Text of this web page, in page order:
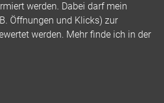
werden. Dabei darf mein
Öffnungen und Klicks) zur
werden. Mehr finde ich in der